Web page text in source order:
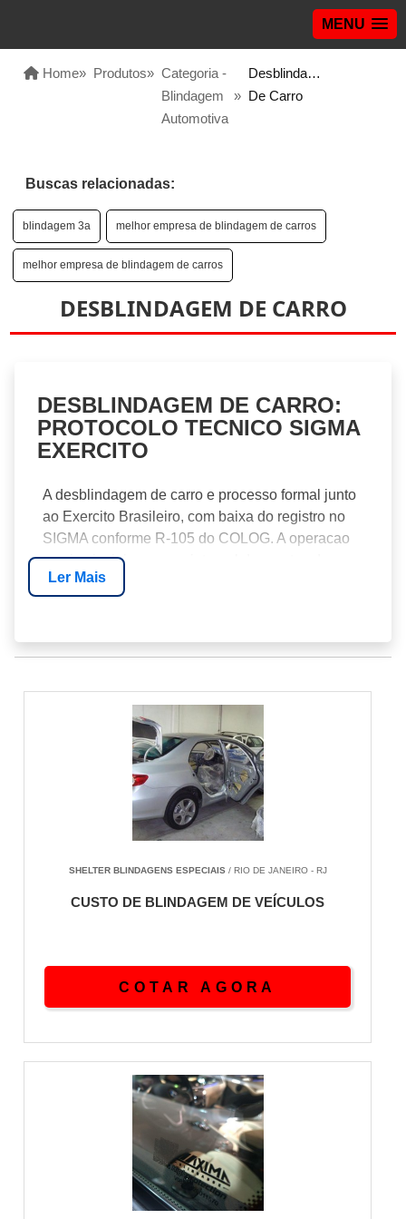
MENU
Home» Produtos» Categoria -
Blindagem
Automotiva
»
Desblindagem
De Carro
Buscas relacionadas:
blindagem 3a melhor empresa de blindagem de carros
melhor empresa de blindagem de carros
DESBLINDAGEM DE CARRO
DESBLINDAGEM DE CARRO:
PROTOCOLO TECNICO SIGMA
EXERCITO
A desblindagem de carro e processo formal junto
ao Exercito Brasileiro, com baixa do registro no
SIGMA conforme R-105 do COLOG. A operacao
tecnica inclui remocao integral de mantas de
aramida, substituicao de vidros blindados por
ETAPAS TECNICAS DO PROCESSO
Sob a otica da manutencao preditiva, a
desblindagem mal executada deixa passivo
eletrico, acustico e estrutural relevante. A
recomendacao tecnica para ambientes de alta
severidade e contratar empresa com CR vigente,
garantindo baixa correta do registro e evitando
autuacao por estoque irregular de material
O processo dura entre 12 e 20 dias uteis e inclui
descarte das mantas em aterro classe IIA,
reduz peso em 120 kg a 200 kg conforme porte do
BENEFICIOS OPERACIONAIS
Em termos de custo-benefico operacional, a
desblindagem economiza 8 a 14 por cento em
combustivel, reduz desgaste de pneus em 25 por
cento e devolve dirigibilidade original. O retorno
ocorre em 36 a 48 meses para uso intenso.
Custo medio entre R$ 18.000 e R$ 35.000.
Ler Mais
SHELTER BLINDAGENS ESPECIAIS/ RIO DE JANEIRO - RJ
CUSTO DE BLINDAGEM DE VEÍCULOS
COTAR AGORA